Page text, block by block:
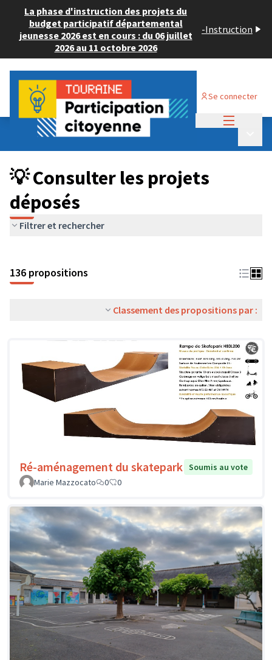
La phase d'instruction des projets du
budget participatif départemental
jeunesse 2026 est en cours : du 06 juillet
2026 au 11 octobre 2026
-Instruction
Se connecter
Budget Participatif JEUNESSE 2024
💡 Consulter les projets déposés
💡 Consulter les projets
déposés
Filtrer et rechercher
136 propositions
Classement des propositions par :
Ré-aménagement du skatepark Soumis au vote
Marie Mazzocato
0 0